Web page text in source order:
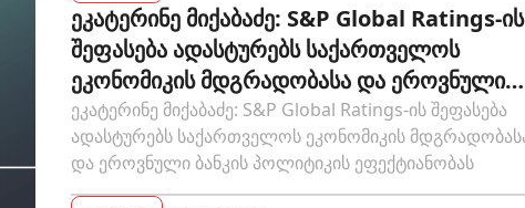
ეკატერინე მიქაბაძე: S&P Global Ratings-ის
შეფასება ადასტურებს საქართველოს
ეკონომიკის მდგრადობასა და ეროვნული
ბანკის პოლიტიკის ეფექტიანობას
ეკატერინე მიქაბაძე: S&P Global Ratings-ის შეფასება
ადასტურებს საქართველოს ეკონომიკის
და ეროვნული ბანკის პოლიტიკის ეფექტიანობას